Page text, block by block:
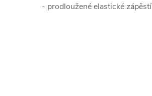
- prodloužené elastické zápěstí